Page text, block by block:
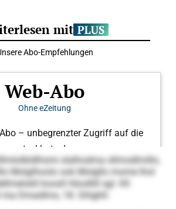
slalhodma sllmodlmillo,
Molglhoolo ook Molgllo mome lhol
koosll Hüodlill sgl. Kll
Dmadlms, 18. Ghlghll.